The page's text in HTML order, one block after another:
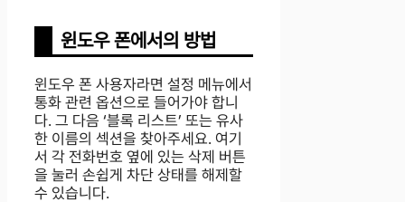
윈도우 폰에서의 방법
윈도우 폰 사용자라면 설정 메뉴에서
통화 관련 옵션으로 들어가야 합니
다. 그 다음 ‘블록 리스트’ 또는 유사
한 이름의 섹션을 찾아주세요. 여기
서 각 전화번호 옆에 있는 삭제 버튼
을 눌러 손쉽게 차단 상태를 해제할
수 있습니다.